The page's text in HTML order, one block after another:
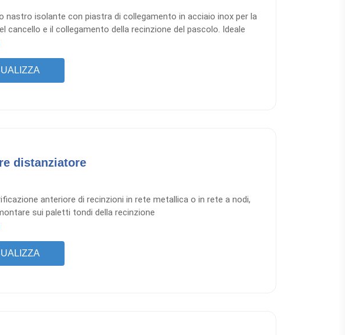
nastro isolante con piastra di collegamento in acciaio inox per la
cancello e il collegamento della recinzione del pascolo. Ideale
di partenza, ad esempio dopo un cancello, ideale anche come
distanziatore
anteriore di recinzioni in rete metallica o in rete a nodi,
sui paletti tondi della recinzione